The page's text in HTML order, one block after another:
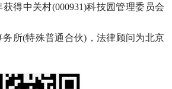
得中关村(000931)科技园管理委员会
所(特殊普通合伙)，法律顾问为北京